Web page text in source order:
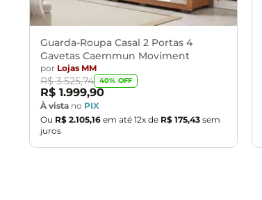
Guarda-Roupa Casal 2 Portas 4
Gavetas Caemmun Moviment
por Lojas MM
R$ 3.525,74 40% OFF
R$ 1.999,90
À vista no PIX
Ou R$ 2.105,16 em até 12x de R$ 175,43 sem
juros